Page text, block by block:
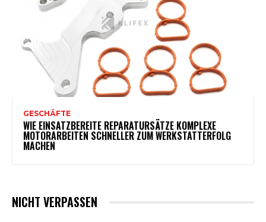
GESCHÄFTE
WIE EINSATZBEREITE REPARATURSÄTZE KOMPLEXE
MOTORARBEITEN SCHNELLER ZUM WERKSTATTERFOLG
MACHEN
NICHT VERPASSEN